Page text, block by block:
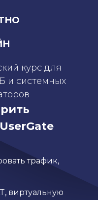
трафик,
виртуальную
курс для
и системных